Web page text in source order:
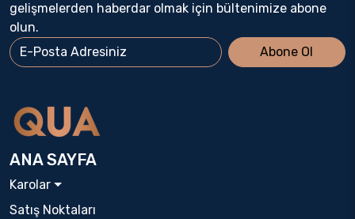
gelişmelerden haberdar olmak için bültenimize abone
olun.
Abone Ol
ANA SAYFA
Karolar
Satış Noktaları